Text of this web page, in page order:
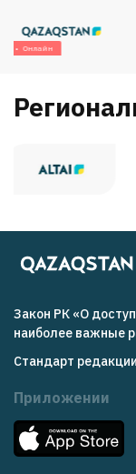
Онлайн
Закон РК «О
наиболее важные
Стандарт редакции
Приложении